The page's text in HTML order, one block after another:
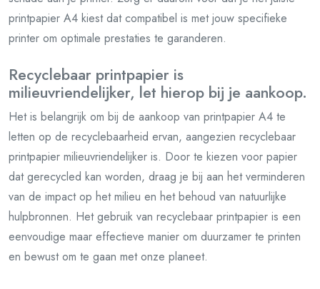
printpapier A4 kiest dat compatibel is met jouw specifieke
printer om optimale prestaties te garanderen.
Recyclebaar printpapier is
milieuvriendelijker, let hierop bij je aankoop.
Het is belangrijk om bij de aankoop van printpapier A4 te
letten op de recyclebaarheid ervan, aangezien recyclebaar
printpapier milieuvriendelijker is. Door te kiezen voor papier
dat gerecycled kan worden, draag je bij aan het verminderen
van de impact op het milieu en het behoud van natuurlijke
hulpbronnen. Het gebruik van recyclebaar printpapier is een
eenvoudige maar effectieve manier om duurzamer te printen
en bewust om te gaan met onze planeet.